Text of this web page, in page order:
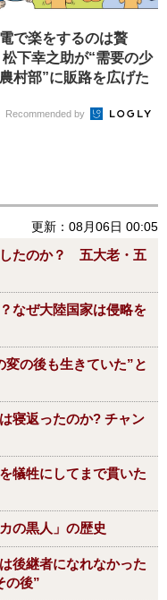
電で楽をするのは贅
下幸之助が“需要の少
村部”に販路を広げた
Recommended by
更新：08月06日 00:05
たのか？ 五大老・五
なぜ大陸国家は侵略を
の後も生きていた”と
寝返ったのか? チャン
犠牲にしてまで貫いた
の黒人」の歴史
後継者になれなかった
の後”